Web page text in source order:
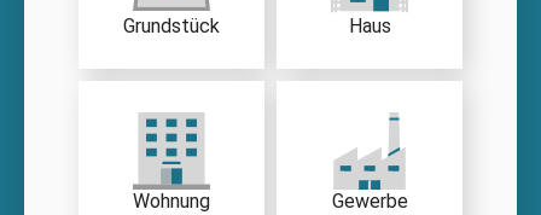
Grundstück Haus
Wohnung Gewerbe